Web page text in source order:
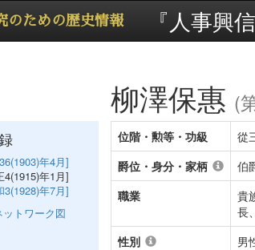
のための歴史情報 『人事興
柳澤保惠 (
位階・勲等・功級
從
爵位・身分・家柄
伯
職業
貴
長
性別
男
年4月]
4(1915)年1月]
3(1928)年7月]
トワーク図